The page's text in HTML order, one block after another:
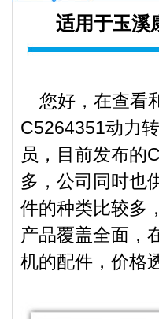
适用于玉溪
您好，在查看
C5264351动力
员，目前发布的
多，公司同时也
件的种类比较多
产品覆盖全面，
机的配件，价格